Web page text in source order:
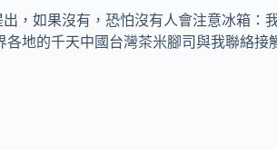
如果沒有，恐怕沒有人會注意冰箱：
地的千天中國台灣茶米腳司與我聯絡接